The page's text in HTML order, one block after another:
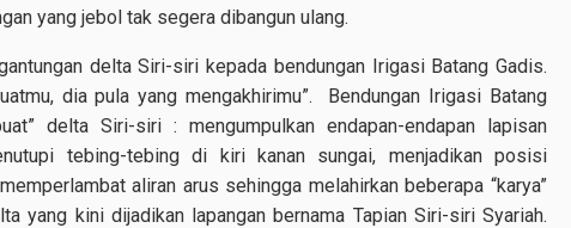
yang jebol tak segera dibangun ulang.
delta Siri-siri kepada bendungan Irigasi Batang Gadis.
dia pula yang mengakhirimu”. Bendungan Irigasi Batang
delta Siri-siri : mengumpulkan endapan-endapan lapisan
tebing-tebing di kiri kanan sungai, menjadikan posisi
aliran arus sehingga melahirkan beberapa “karya”
yang kini dijadikan lapangan bernama Tapian Siri-siri Syariah.